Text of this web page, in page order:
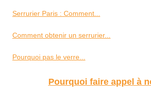
Serrurier Paris : Comment...
Comment obtenir un serrurier...
Pourquoi pas le verre...
Pourquoi faire appel à